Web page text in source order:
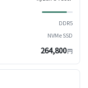
DDR5
NVMe SSD
264,800円